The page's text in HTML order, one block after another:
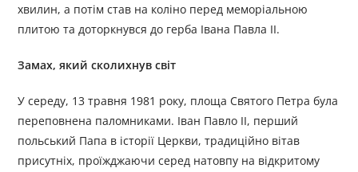
хвилин, а потім став на коліно перед меморіальною
плитою та доторкнувся до герба Івана Павла ІІ.
Замах, який сколихнув світ
У середу, 13 травня 1981 року, площа Святого Петра була
переповнена паломниками. Іван Павло II, перший
польський Папа в історії Церкви, традиційно вітав
присутніх, проїжджаючи серед натовпу на відкритому